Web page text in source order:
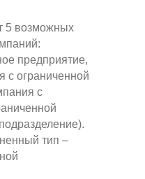
5 возможных
предприятие,
с ограниченной
с
тип –